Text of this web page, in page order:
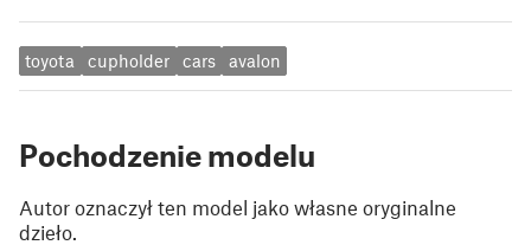
toyota cupholder cars avalon
Pochodzenie modelu
Autor oznaczył ten model jako własne oryginalne
dzieło.